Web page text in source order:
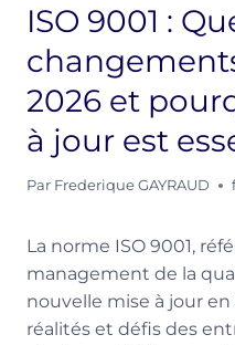
ISO 9001 :
2026 et
à jour est
Par Frederique GAYRAUD
La norme ISO 9001,
management de la
nouvelle mise à jour en
réalités et défis des